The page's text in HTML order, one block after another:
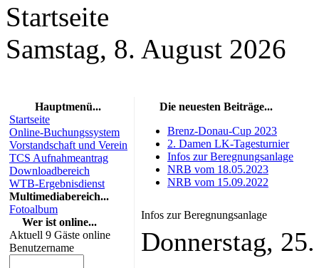
Startseite
Samstag, 8. August 2026
Hauptmenü...
Startseite
Online-Buchungssystem
Vorstandschaft und Verein
TCS Aufnahmeantrag
Downloadbereich
WTB-Ergebnisdienst
Multimediabereich...
Fotoalbum
Wer ist online...
Aktuell 9 Gäste online
Benutzername
Die neuesten Beiträge...
Brenz-Donau-Cup 2023
2. Damen LK-Tagesturnier
Infos zur Beregnungsanlage
NRB vom 18.05.2023
NRB vom 15.09.2022
Infos zur Beregnungsanlage
Donnerstag,